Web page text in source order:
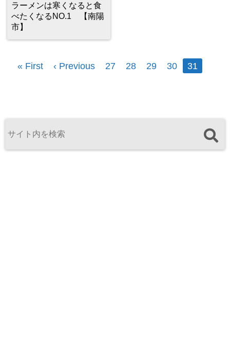
ラーメンは寒くなると食
べたくなるNO.1 【南陽
市】
« First ‹ Previous 27 28 29 30 31